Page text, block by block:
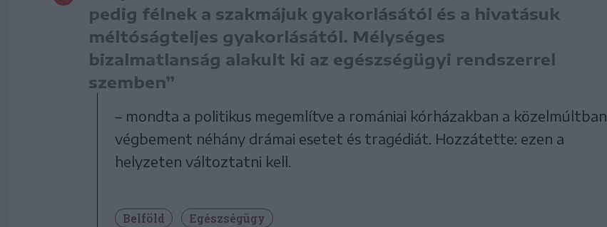
pedig félnek a szakmájuk gyakorlásától és a hivatásuk
méltóságteljes gyakorlásától. Mélységes
bizalmatlanság alakult ki az egészségügyi rendszerrel
szemben”
– mondta a politikus megemlítve a romániai kórházakban a közelmúltban
végbement néhány drámai esetet és tragédiát. Hozzátette: ezen a
helyzeten változtatni kell.
Belföld Egészségügy